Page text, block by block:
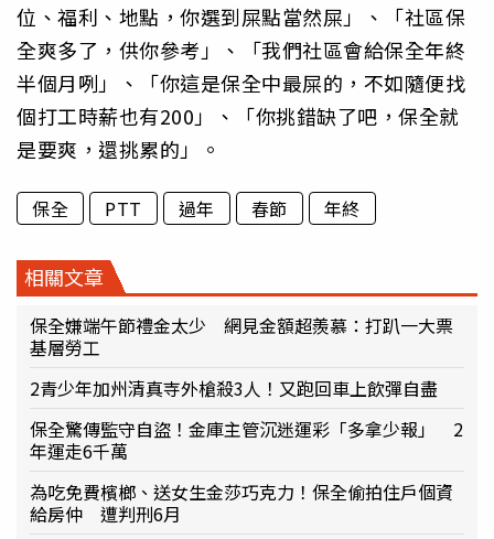
位、福利、地點，你選到屎點當然屎」、「社區保
全爽多了，供你參考」、「我們社區會給保全年終
半個月咧」、「你這是保全中最屎的，不如隨便找
個打工時薪也有200」、「你挑錯缺了吧，保全就
是要爽，還挑累的」。
保全 PTT 過年 春節 年終
相關文章
保全嫌端午節禮金太少 網見金額超羨慕：打趴一大票
基層勞工
2青少年加州清真寺外槍殺3人！又跑回車上飲彈自盡
保全驚傳監守自盜！金庫主管沉迷運彩「多拿少報」 2
年運走6千萬
為吃免費檳榔、送女生金莎巧克力！保全偷拍住戶個資
給房仲 遭判刑6月